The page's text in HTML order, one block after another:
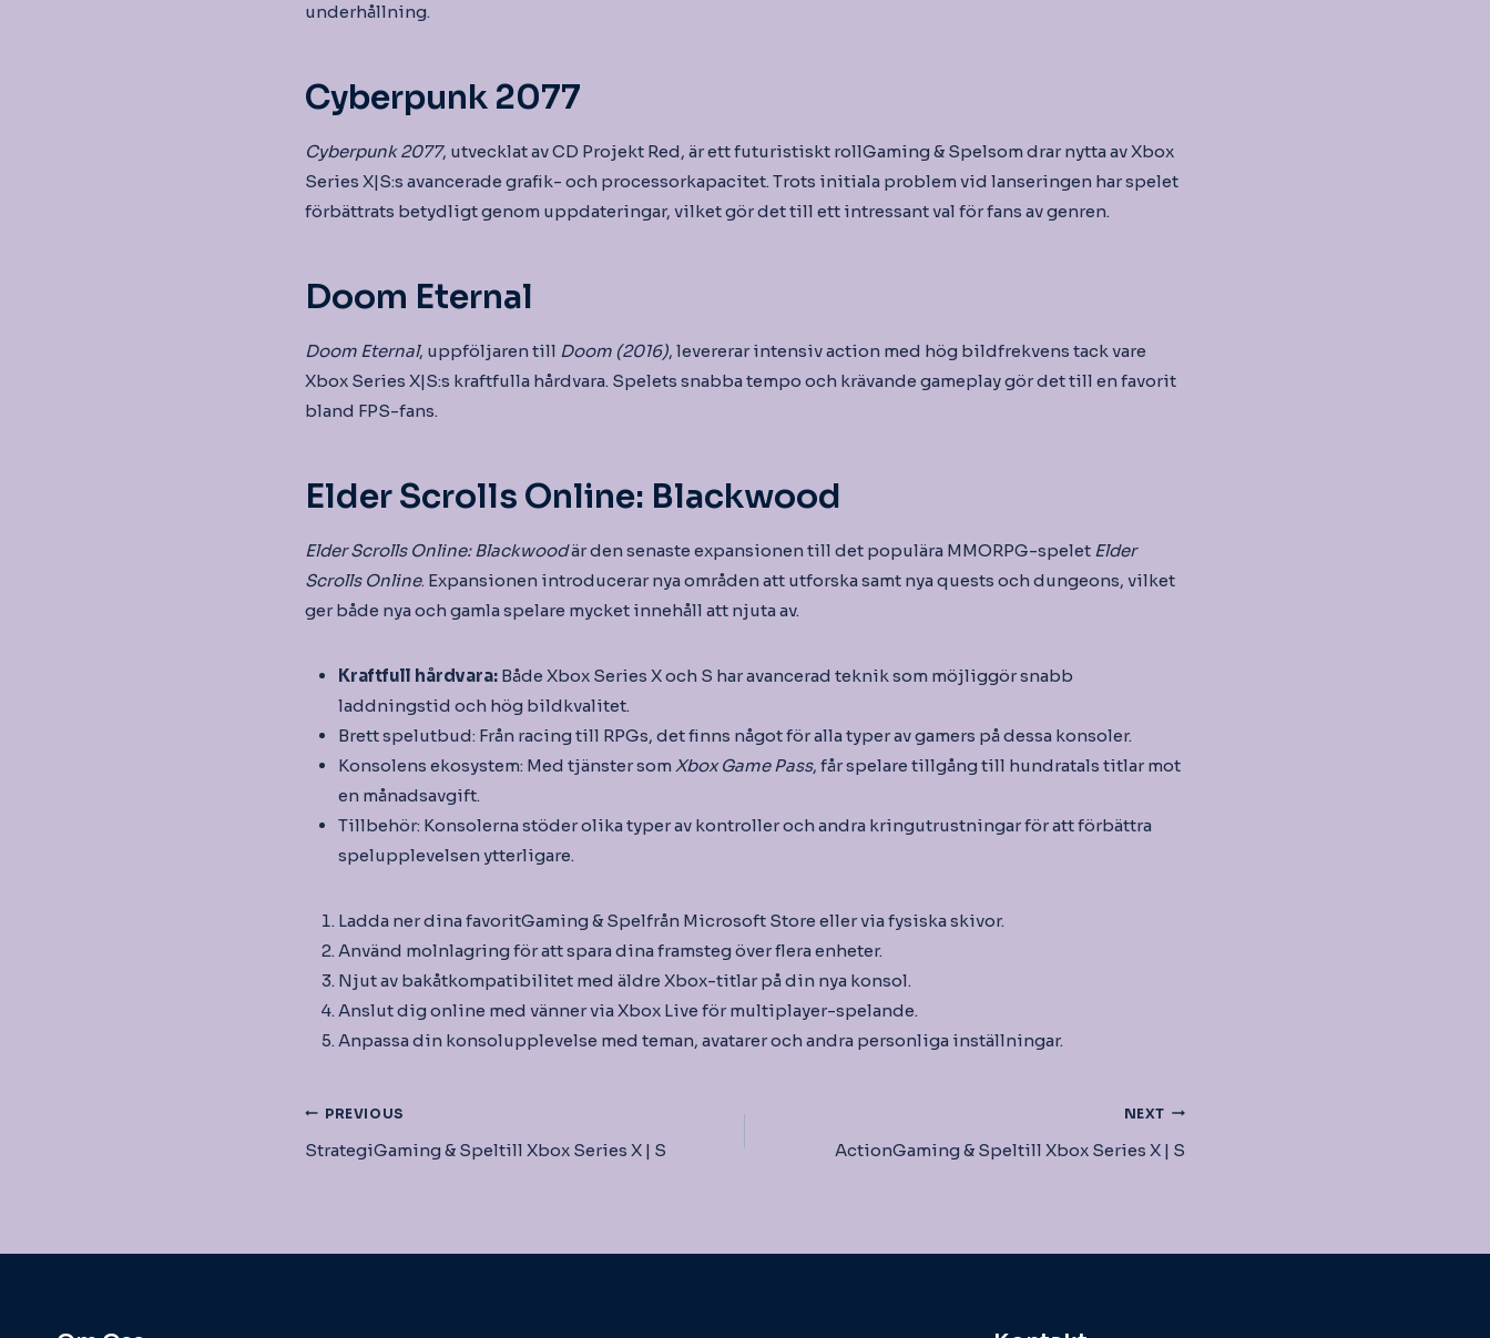
underhållning.
Cyberpunk 2077
Cyberpunk 2077, utvecklat av CD Projekt Red, är ett futuristiskt rollGaming & Spelsom drar nytta av Xbox
Series X|S:s avancerade grafik- och processorkapacitet. Trots initiala problem vid lanseringen har spelet
förbättrats betydligt genom uppdateringar, vilket gör det till ett intressant val för fans av genren.
Doom Eternal
Doom Eternal, uppföljaren till Doom (2016), levererar intensiv action med hög bildfrekvens tack vare
Xbox Series X|S:s kraftfulla hårdvara. Spelets snabba tempo och krävande gameplay gör det till en favorit
bland FPS-fans.
Elder Scrolls Online: Blackwood
Elder Scrolls Online: Blackwoodär den senaste expansionen till det populära MMORPG-spelet Elder
Scrolls Online. Expansionen introducerar nya områden att utforska samt nya quests och dungeons, vilket
ger både nya och gamla spelare mycket innehåll att njuta av.
Kraftfull hårdvara: Både Xbox Series X och S har avancerad teknik som möjliggör snabb
laddningstid och hög bildkvalitet.
Brett spelutbud: Från racing till RPGs, det finns något för alla typer av gamers på dessa konsoler.
Konsolens ekosystem: Med tjänster som Xbox Game Pass, får spelare tillgång till hundratals titlar mot
en månadsavgift.
Tillbehör: Konsolerna stöder olika typer av kontroller och andra kringutrustningar för att förbättra
spelupplevelsen ytterligare.
Ladda ner dina favoritGaming & Spelfrån Microsoft Store eller via fysiska skivor.
Använd molnlagring för att spara dina framsteg över flera enheter.
Njut av bakåtkompatibilitet med äldre Xbox-titlar på din nya konsol.
Anslut dig online med vänner via Xbox Live för multiplayer-spelande.
Anpassa din konsolupplevelse med teman, avatarer och andra personliga inställningar.
Inläggsnavigering
PREVIOUS
StrategiGaming & Speltill Xbox Series X | S
NEXT
ActionGaming & Speltill Xbox Series X | S